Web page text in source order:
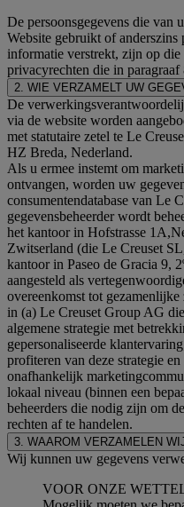
De persoonsgegevens die van
Website gebruikt of
informatie verstrekt, zijn op die
privacyrechten die in
2. WIE VERZAMELT UW
De
via de website worden
met statutaire zetel te Le
HZ Breda, Nederland.
Als u ermee instemt om
ontvangen, worden uw
consumentendatabase van Le
gegevensbeheerder wordt
het kantoor in Hofstrasse
Zwitserland (die Le Creuset
kantoor in Paseo de Gracia 9,
aangesteld als
overeenkomst tot
in (a) Le Creuset Group AG
algemene strategie met
gepersonaliseerde
profiteren van deze strategie
onafhankelijk
lokaal niveau (binnen een
beheerders die nodig zijn om
rechten af te handelen.
3. WAAROM VERZAMELEN
Wij kunnen uw gegevens
VOOR ONZE